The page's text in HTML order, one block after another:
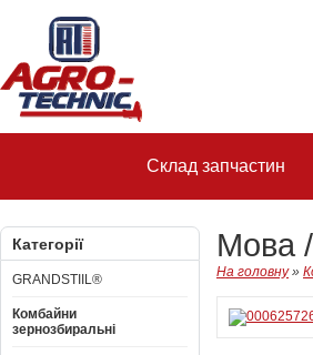
Склад запчастин
Категорії
GRANDSTIIL®
Комбайни
зернозбиральні
Мова /
На головну»